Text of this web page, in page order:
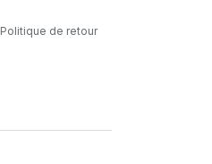
Politique de retour